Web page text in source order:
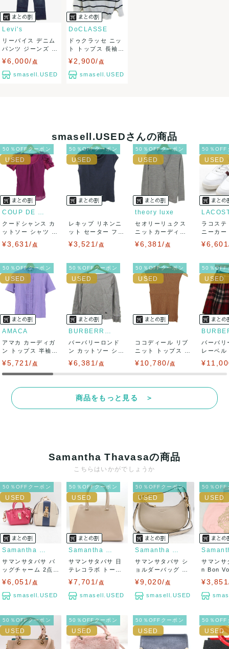
USED品に関しましては、見る方によって状態の価値観が異な
りますので、トラブルを避けるため、神経質な方や完璧な商
品を求められる方は御購入をお控えください。
また商品には細心の注意をはらっておりますが、何かござい
また並行輸入品もございますので、真贋方法などお答えでき
ない場合もございます。
万が一、購入後に偽造品等が発覚しましたら、返品・返金に
て対応致しますので、ご連絡お願い致します。
決済方法
クレジットカード、メルペイ、銀行振込、PayPay、コンビ
出荷
送料： ¥1,650 (見込み)
送料表を確認する
出荷目安：5営業日以内
出荷予定日：なるべく最短で発送致します。
兵庫県から出荷
Levi's
リーバイス デニム
パンツ ジーンズ ジ
¥6,000/ 点
smasell.USED
DoCLASSE
ドゥクラッセ ニッ
ト トップス 長袖
¥2,900/ 点
smasell.USED
smasell.USEDさんの商品
50％OFFクーポン
COUP DE CHANCE
クードシャンス カ
ットソー シャツ 半
袖 シフォン...
¥3,631/ 点
50％OFFクーポン
レキップ リネンニ
ット セーター フレ
ンチスリーブ...
¥3,521/ 点
50％OFFクーポン
theory luxe
セオリーリュクス
ニットカーディガ
ン トップス 長...
¥6,381/ 点
50％OFF
ラコステ
ニーカ
LC ...
50％OFFクーポン
AMACA
アマカ カーディガ
ン トップス 半袖
フリル 未使...
¥5,721/ 点
50％OFFクーポン
BURBERRY LONDON
バーバリーロンド
ン カットソー シャ
ツ トップス ...
¥6,381/ 点
50％OFFクーポン
ココディール リブ
ニット トップス ノ
ースリーブ ...
¥10,780/点
50％OFF
バーバリ
レーベル
ボトム
商品をもっと見る ＞
Samantha Thavasaの商品
こちらはいかがでしょうか
50％OFFクーポン
Samantha Thavasa
サマンサタバサ バ
ッグチャーム 2点セ
ット バッグ...
¥6,051/ 点
smasell.USED
50％OFFクーポン
Samantha Thavasa
サマンサタバサ 日
テレコラボ トート
バッグ ペット...
¥7,701/ 点
smasell.USED
50％OFFクーポン
Samantha Thavasa
サマンサタバサ シ
ョルダーバッグ レ
ザー 斜め掛け...
¥9,020/ 点
smasell.USED
50％OFF
サマンサ
n Bon
ー...
50％OFFクーポン 50％OFFクーポン 50％OFFクーポン 50％OFF